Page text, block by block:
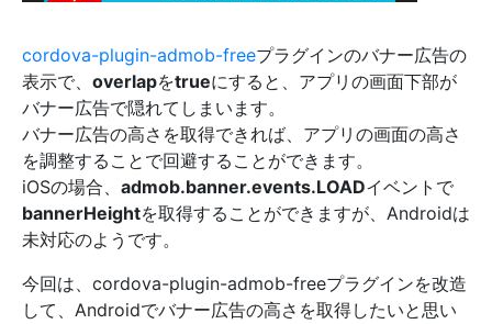
cordova-plugin-admob-freeプラグインのバナー広告の
表示で、 overlapをtrueにすると、アプリの画面下部が
バナー広告で隠れてしまいます。
バナー広告の高さを取得できれば、アプリの画面の高さ
を調整することで回避することができます。
iOSの場合、 admob.banner.events.LOADイベントで
bannerHeightを取得することができますが、Androidは
未対応のようです。
今回は、cordova-plugin-admob-freeプラグインを改造
して、Androidでバナー広告の高さを取得したいと思い